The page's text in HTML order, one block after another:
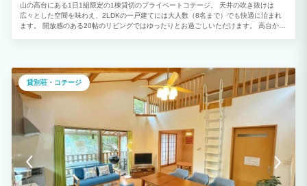
山の高台にある1日1組限定の1棟貸切のプライベートコテージ。 天井の吹き抜けは
広々とした空間を味わえ、2LDKの一戸建てには大人数（8名まで）でも快適に泊まれ
ます。 開放感のある20帖のリビングではゆったりとお過ごしいただけます。 高台から
BBQが年中出来ちゃう！ 道中多くの海産物屋さんや干物屋さんが並んでますので、 お
好みの食材がお買い求めいただけます☆ ※現在ウッドデッキはご利用頂けません。
【施設からの絶景】 山の高台から大自然を堪能出来ます。 高台からの夜空、星の絶景
を眺め、バーベキューを最大限に楽しめます。 非日常空間、癒しの空間をどうぞ。
貸別荘・コテージ